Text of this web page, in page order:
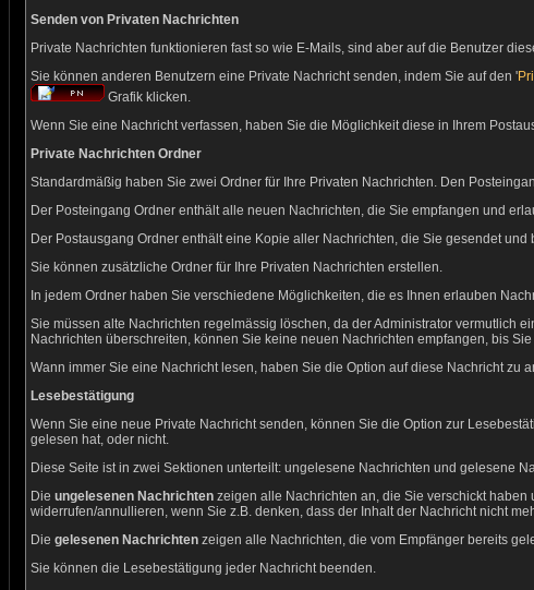
Senden von Privaten Nachrichten
Private Nachrichten funktionieren fast so wie E-Mails, sind aber auf die Benutzer
Sie können anderen Benutzern eine Private Nachricht senden, indem Sie auf den '
Grafik klicken.
Wenn Sie eine Nachricht verfassen, haben Sie die Möglichkeit diese in Ihrem
Private Nachrichten Ordner
Standardmäßig haben Sie zwei Ordner für Ihre Privaten Nachrichten. Den
Der Posteingang Ordner enthält alle neuen Nachrichten, die Sie empfangen und
Der Postausgang Ordner enthält eine Kopie aller Nachrichten, die Sie gesendet
Sie können zusätzliche Ordner für Ihre Privaten Nachrichten erstellen.
In jedem Ordner haben Sie verschiedene Möglichkeiten, die es Ihnen erlauben
Sie müssen alte Nachrichten regelmässig löschen, da der Administrator vermutlich
Nachrichten überschreiten, können Sie keine neuen Nachrichten empfangen, bis
Wann immer Sie eine Nachricht lesen, haben Sie die Option auf diese Nachricht zu
Lesebestätigung
Wenn Sie eine neue Private Nachricht senden, können Sie die Option zur
gelesen hat, oder nicht.
Diese Seite ist in zwei Sektionen unterteilt: ungelesene Nachrichten und gelesene
Die ungelesenen Nachrichtenzeigen alle Nachrichten an, die Sie verschickt
widerrufen/annullieren, wenn Sie z.B. denken, dass der Inhalt der Nachricht nicht
Die gelesenen Nachrichtenzeigen alle Nachrichten, die vom Empfänger bereits
Sie können die Lesebestätigung jeder Nachricht beenden.